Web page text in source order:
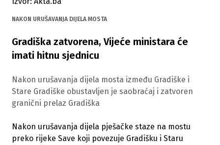
NAKON URUŠAVANJA DIJELA MOSTA
Gradiška zatvorena, Vijeće ministara će
imati hitnu sjednicu
Nakon urušavanja dijela mosta između Gradiške i
Stare Gradiške obustavljen je saobraćaj i zatvoren
granični prelaz Gradiška
Nakon urušavanja dijela pješačke staze na mostu
preko rijeke Save koji povezuje Gradišku i Staru